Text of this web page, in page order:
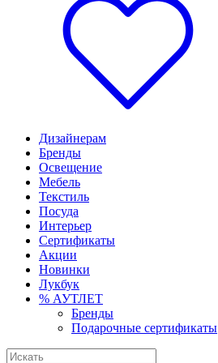
Дизайнерам
Бренды
Освещение
Мебель
Текстиль
Посуда
Интерьер
Сертификаты
Акции
Новинки
Лукбук
% АУТЛЕТ
Бренды
Подарочные сертификаты